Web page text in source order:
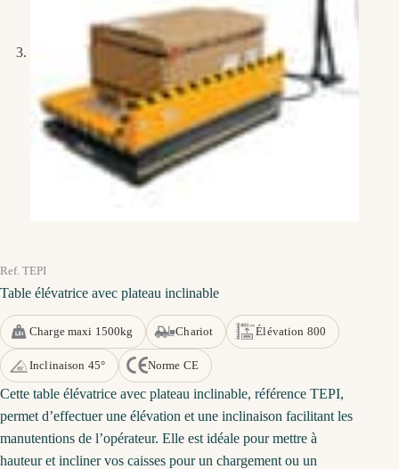
Ref. TEPI
Table élévatrice avec plateau inclinable
Charge maxi 1500kg Chariot Élévation 800
Inclinaison 45° Norme CE
Cette table élévatrice avec plateau inclinable, référence TEPI,
permet d’effectuer une élévation et une inclinaison facilitant les
manutentions de l’opérateur. Elle est idéale pour mettre à
hauteur et incliner vos caisses pour un chargement ou un